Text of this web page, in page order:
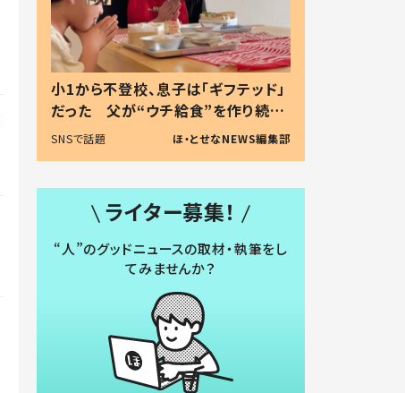
小1から不登校、息子は「ギフテッド」
だった 父が“ウチ給食”を作り続け
る理由とは #令和の親 #令和の子
SNSで話題 ほ・とせなNEWS編集部
ライター募集！
“人”のグッドニュースの取材・執筆をし
てみませんか？